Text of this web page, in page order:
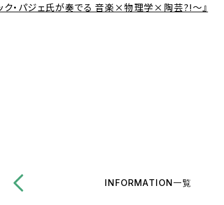
ク・パジェ氏が奏でる 音楽×物理学×陶芸?!～』
INFORMATION一覧